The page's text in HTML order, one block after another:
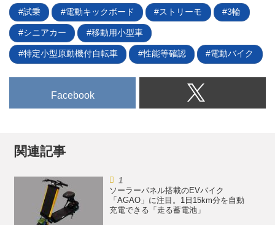
試乗 電動キックボード ストリーモ 3輪
シニアカー 移動用小型車
特定小型原動機付自転車 性能等確認 電動バイク
Facebook
関連記事
ソーラーパネル搭載のEVバイク
「AGAO」に注目。1日15km分を自動
充電できる「走る蓄電池」